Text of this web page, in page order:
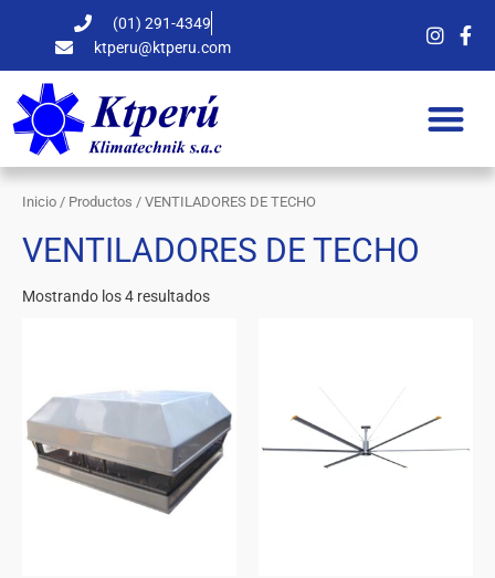
contenido
(01) 291-4349
ktperu@ktperu.com
Inicio / Productos / VENTILADORES DE TECHO
VENTILADORES DE TECHO
Mostrando los 4 resultados